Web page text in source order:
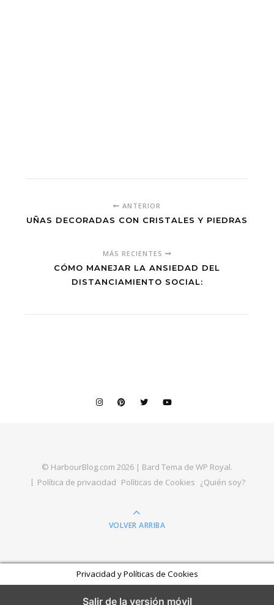
ANTERIOR
UÑAS DECORADAS CON CRISTALES Y PIEDRAS
MÁS RECIENTES
CÓMO MANEJAR LA ANSIEDAD DEL
DISTANCIAMIENTO SOCIAL:
© HarbourBlog.com 2026 | Bard Tema de WP Royal.
Política de privacidad Políticas de Cookies ¿Quién soy?
VOLVER ARRIBA
Privacidad y Políticas de Cookies
Salir de la versión móvil